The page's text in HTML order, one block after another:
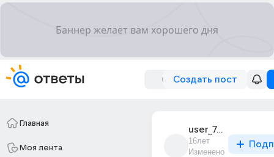
Создать пост
Главная
Моя лента
user_7533969
16лет
Изменено